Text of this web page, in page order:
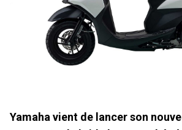
Yamaha vient de lancer son